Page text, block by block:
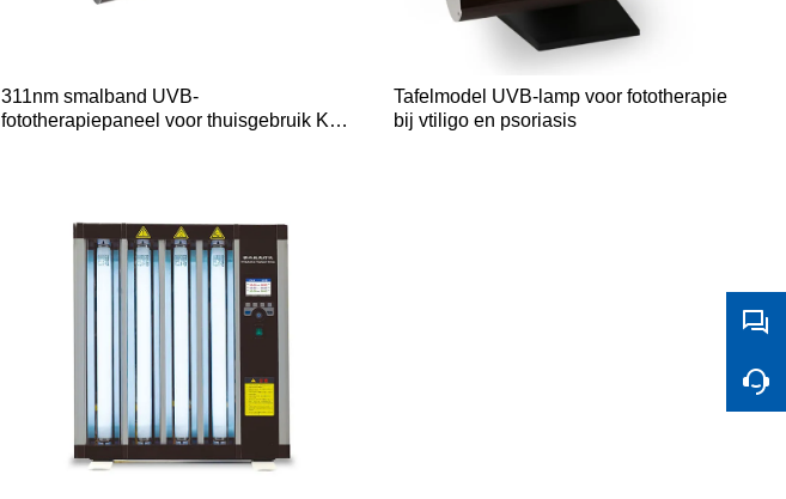
311nm smalband UVB-
fototherapiepaneel voor thuisgebruik KN-
Tafelmodel UVB-lamp voor fototherapie
bij vtiligo en psoriasis